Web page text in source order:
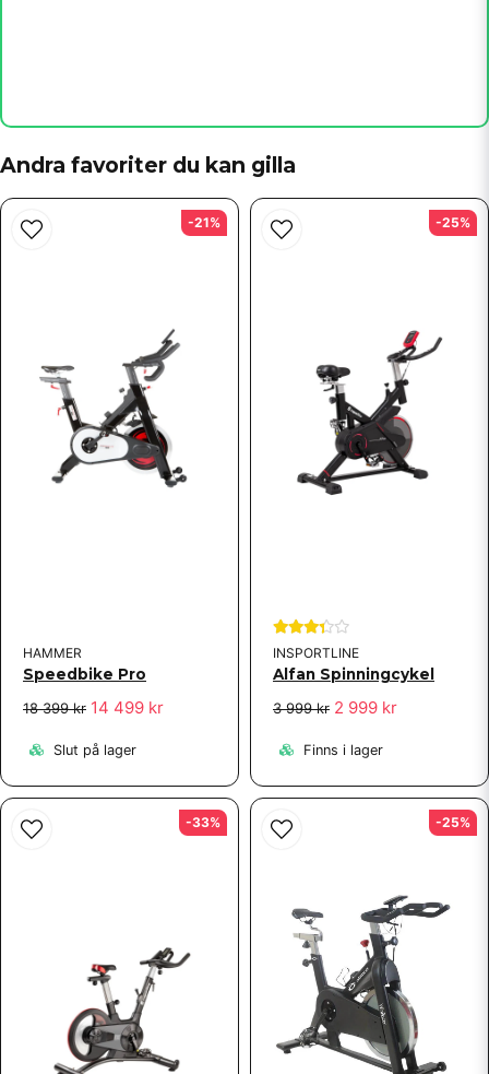
Skicka fråga
Andra favoriter du kan gilla
HAMMER
Speedbike Pro
18 399 kr 14 499 kr
Slut på lager
-21%
INSPORTLINE
Alfan Spinningcykel
3 999 kr 2 999 kr
Finns i lager
-25%
-33% -25%